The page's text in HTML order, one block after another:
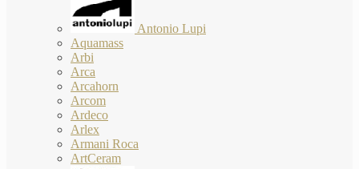
Antonio Lupi
Aquamass
Arbi
Arca
Arcahorn
Arcom
Ardeco
Arlex
Armani Roca
ArtCeram